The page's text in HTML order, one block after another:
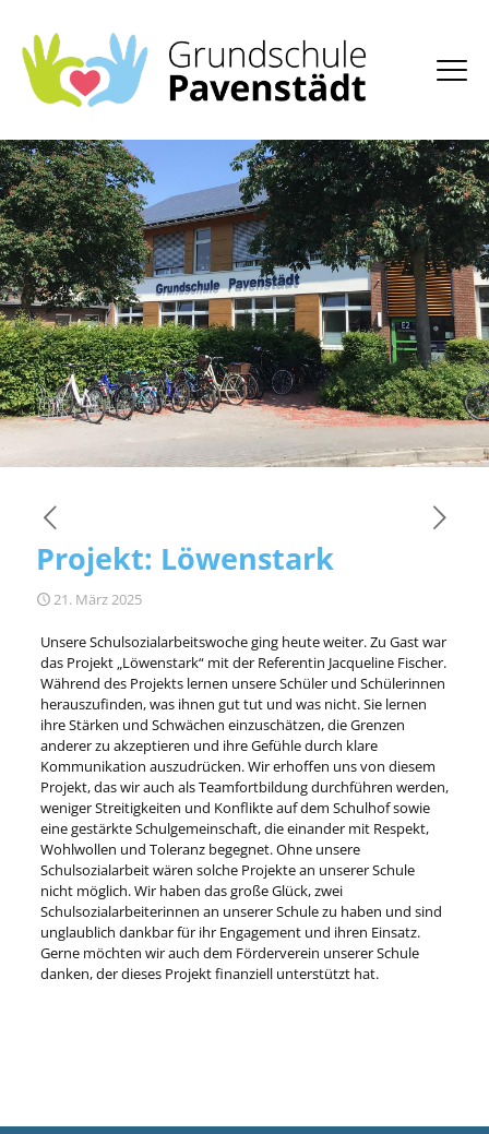
Projekt: Löwenstark
21. März 2025
Unsere Schulsozialarbeitswoche ging heute weiter. Zu Gast war
das Projekt „Löwenstark“ mit der Referentin Jacqueline Fischer.
Während des Projekts lernen unsere Schüler und Schülerinnen
herauszufinden, was ihnen gut tut und was nicht. Sie lernen
ihre Stärken und Schwächen einzuschätzen, die Grenzen
anderer zu akzeptieren und ihre Gefühle durch klare
Kommunikation auszudrücken. Wir erhoffen uns von diesem
Projekt, das wir auch als Teamfortbildung durchführen werden,
weniger Streitigkeiten und Konflikte auf dem Schulhof sowie
eine gestärkte Schulgemeinschaft, die einander mit Respekt,
Wohlwollen und Toleranz begegnet. Ohne unsere
Schulsozialarbeit wären solche Projekte an unserer Schule
nicht möglich. Wir haben das große Glück, zwei
Schulsozialarbeiterinnen an unserer Schule zu haben und sind
unglaublich dankbar für ihr Engagement und ihren Einsatz.
Gerne möchten wir auch dem Förderverein unserer Schule
danken, der dieses Projekt finanziell unterstützt hat.